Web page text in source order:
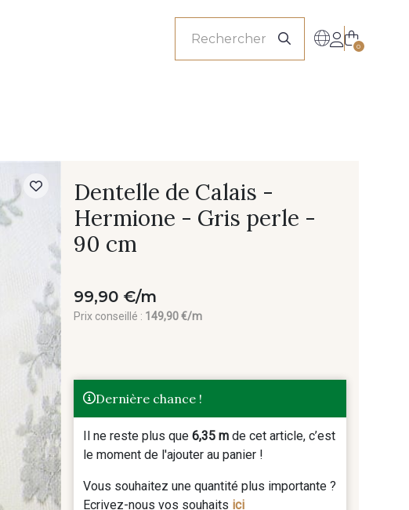
0
Dentelle de Calais -
Hermione - Gris perle -
90 cm
99,90 €/m
Prix conseillé : 149,90 €/m
Dernière chance !
Il ne reste plus que 6,35 m de cet article, c’est
le moment de l'ajouter au panier !
Vous souhaitez une quantité plus importante ?
Ecrivez-nous vos souhaits ici